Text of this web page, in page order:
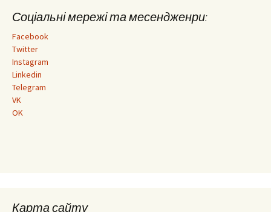
Соціальні мережі та месендженри:
Facebook
Twitter
Instagram
Linkedin
Telegram
VK
OK
Карта сайту